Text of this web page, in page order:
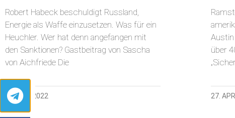
Robert Habeck beschuldigt Russland,
Energie als Waffe einzusetzen. Was für ein
Heuchler. Wer hat denn angefangen mit
den Sanktionen? Gastbeitrag von Sascha
von Aichfriede Die
27. JUNI 2022
über
27.